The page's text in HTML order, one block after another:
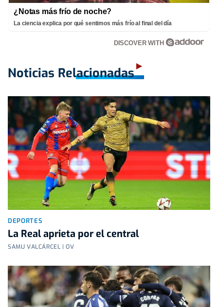
¿Notas más frío de noche?
La ciencia explica por qué sentimos más frío al final del día
DISCOVER WITH
Noticias Relacionadas
DEPORTES
La Real aprieta por el central
SAMU VALCÁRCEL | OV